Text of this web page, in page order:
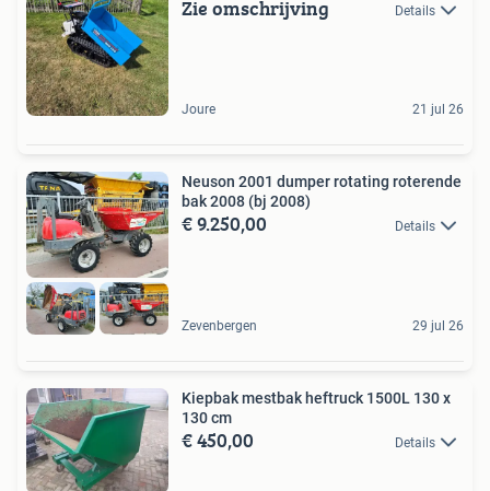
Zie omschrijving Details
Joure 21 jul 26
Neuson 2001 dumper rotating roterende
bak 2008 (bj 2008)
€ 9.250,00 Details
Zevenbergen 29 jul 26
Kiepbak mestbak heftruck 1500L 130 x
130 cm
€ 450,00 Details